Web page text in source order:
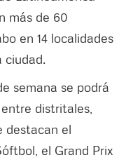
más de 60
en 14 localidades
ciudad.
semana se podrá
distritales,
destacan el
el Grand Prix